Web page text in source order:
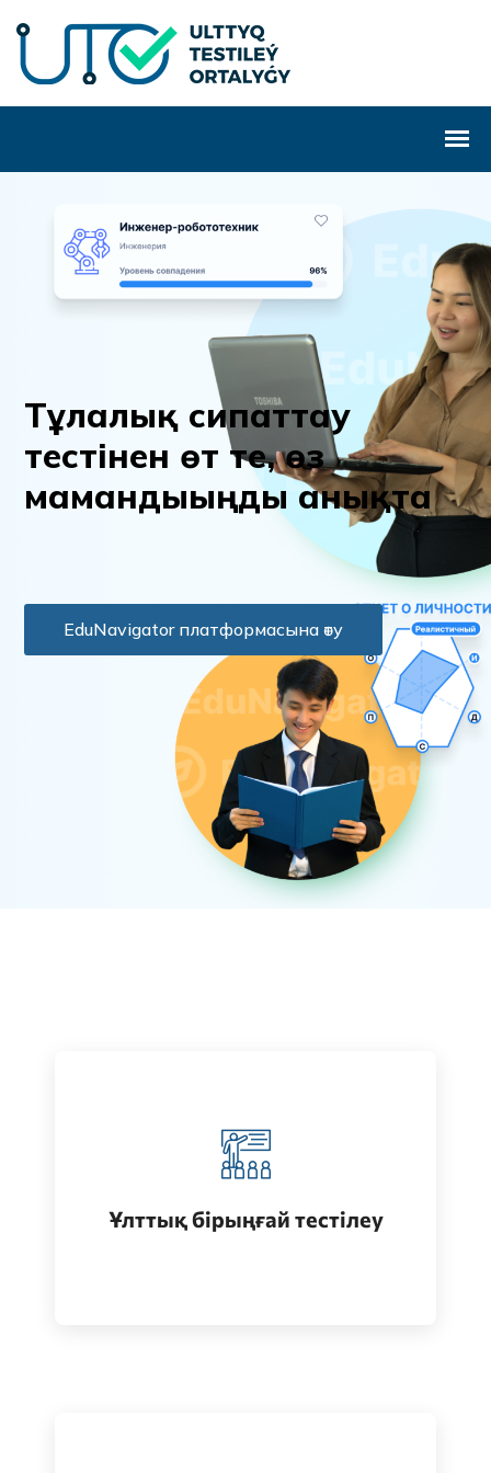
Тұлалық сипаттау
тестінен өт те, өз
мамандыыңды анықта
EduNavigator платформасына өту
Ұлттық бірыңғай тестілеу
Қазақстанда жоғары білім алу
(бакалавриат)
Өту